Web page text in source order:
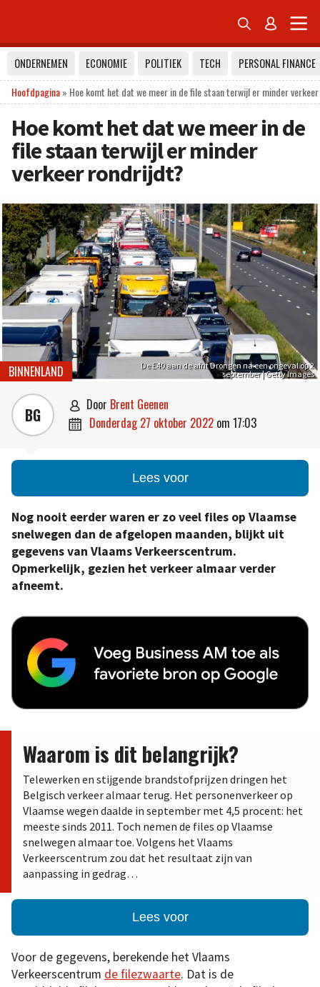
 
ONDERNEMEN ECONOMIE POLITIEK TECH
PERSONAL FINANCE
Hoofdpagina» Hoe komt het dat we meer in de file staan terwijl er minder
Hoe komt het dat we meer in de
file staan terwijl er minder
verkeer rondrijdt?
De E40 aan de afrit Drongen na een ongeval op 2
september | Getty Images
BINNENLAND
BG  door Brent Geenen
 donderdag 27 oktober 2022 om 17:03
Lees voor
Nog nooit eerder waren er zo veel files op Vlaamse
snelwegen dan de afgelopen maanden, blijkt uit
gegevens van Vlaams Verkeerscentrum.
Opmerkelijk, gezien het verkeer almaar verder
afneemt.
Waarom is dit belangrijk?
Telewerken en stijgende brandstofprijzen dringen het
Belgisch verkeer almaar terug. Het personenverkeer op
Vlaamse wegen daalde in september met 4,5 procent: het
meeste sinds 2011. Toch nemen de files op Vlaamse
snelwegen almaar toe. Volgens het Vlaams
Verkeerscentrum zou dat het resultaat zijn van
aanpassing in gedrag…
Lees voor
Voor de gegevens, berekende het Vlaams
Verkeerscentrum de filezwaarte. Dat is de